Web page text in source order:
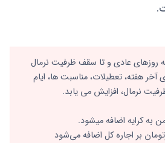
روزهای عادی و تا سقف ظرفیت نرمال
هفته، تعطیلات، مناسبت ها، ایام
نرمال، افزایش می یابد.